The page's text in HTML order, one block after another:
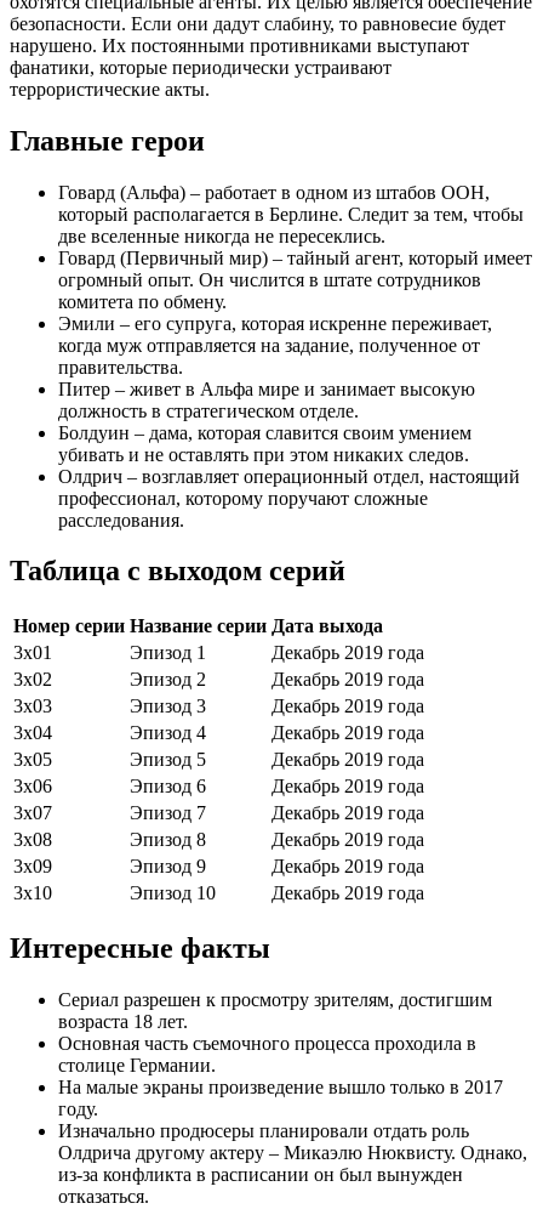
безопасности. Если они дадут слабину, то равновесие будет
нарушено. Их постоянными противниками выступают
фанатики, которые периодически устраивают
террористические акты.
Главные герои
Говард (Альфа) – работает в одном из штабов ООН,
который располагается в Берлине. Следит за тем, чтобы
две вселенные никогда не пересеклись.
Говард (Первичный мир) – тайный агент, который имеет
огромный опыт. Он числится в штате сотрудников
комитета по обмену.
Эмили – его супруга, которая искренне переживает,
когда муж отправляется на задание, полученное от
правительства.
Питер – живет в Альфа мире и занимает высокую
должность в стратегическом отделе.
Болдуин – дама, которая славится своим умением
убивать и не оставлять при этом никаких следов.
Олдрич – возглавляет операционный отдел, настоящий
профессионал, которому поручают сложные
расследования.
Таблица с выходом серий
Номер серии Название серии Дата выхода
3х01
Эпизод 1
Декабрь 2019 года
3х02
Эпизод 2
Декабрь 2019 года
3х03
Эпизод 3
Декабрь 2019 года
3х04
Эпизод 4
Декабрь 2019 года
3х05
Эпизод 5
Декабрь 2019 года
3х06
Эпизод 6
Декабрь 2019 года
3х07
Эпизод 7
Декабрь 2019 года
3х08
Эпизод 8
Декабрь 2019 года
3х09
Эпизод 9
Декабрь 2019 года
3х10
Эпизод 10 Декабрь 2019 года
Интересные факты
Сериал разрешен к просмотру зрителям, достигшим
возраста 18 лет.
Основная часть съемочного процесса проходила в
столице Германии.
На малые экраны произведение вышло только в 2017
году.
Изначально продюсеры планировали отдать роль
Олдрича другому актеру – Микаэлю Нюквисту. Однако,
из-за конфликта в расписании он был вынужден
отказаться.